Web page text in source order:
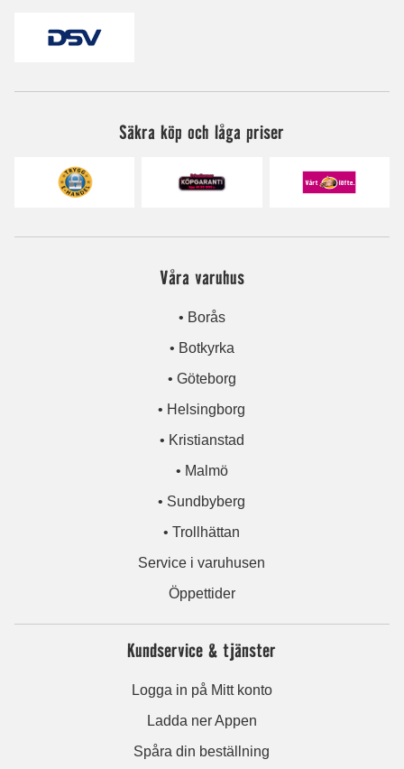
Säkra köp och låga priser
Våra varuhus
• Borås
• Botkyrka
• Göteborg
• Helsingborg
• Kristianstad
• Malmö
• Sundbyberg
• Trollhättan
Service i varuhusen
Öppettider
Kundservice & tjänster
Logga in på Mitt konto
Ladda ner Appen
Spåra din beställning